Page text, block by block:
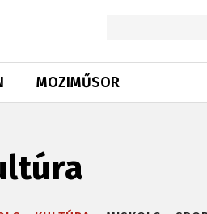
MOZIMŰSOR